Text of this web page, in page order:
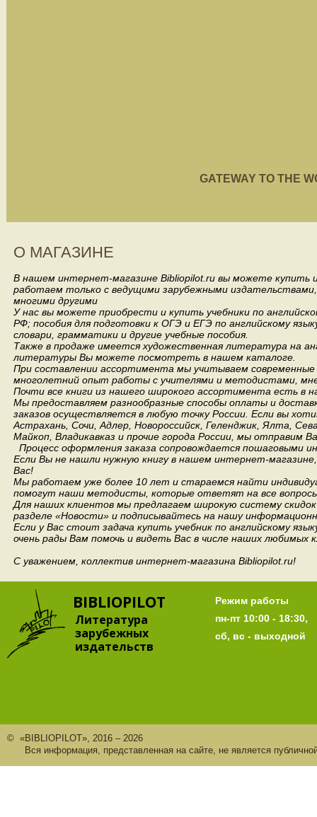
GATEWAY TO THE
О МАГАЗИНЕ
В нашем интернет-магазине Bibliopilot.ru вы можете купить
работаем только с ведущими зарубежными издательствами,
многими другими
У нас вы можете приобрести и купить учебники по
РФ; пособия для подготовки к ОГЭ и ЕГЭ по английскому
словари, грамматики и другие учебные пособия.
Также в продаже имеется художественная литература на
литературы Вы можете посмотреть в нашем каталоге.
При составлении ассортимента мы учитываем
многолетний опыт работы с учителями и методистами,
Почти все книги из нашего широкого ассортимента есть в
Мы предоставляем разнообразные способы оплаты и
заказов осуществляется в любую точку России. Если вы
Астрахань, Сочи, Адлер, Новороссийск, Геленджик, Ялта,
Майкоп, Владикавказ и прочие города России, мы отправим
Процесс оформления заказа сопровождается пошаговыми
Если Вы не нашли нужную книгу в нашем интернет-
Вас!
Мы работаем уже более 10 лет и стараемся найти
помогут наши методисты, которые ответят на все
Для наших клиентов мы предлагаем широкую систему
разделе «Новости» и подписывайтесь на нашу
Если у Вас стоит задача купить учебник по английскому
очень рады Вам помочь и видеть Вас в числе наших любимых
С уважением, коллектив интернет-магазина Bibliopilot.ru!
BIBLIOPILOT
Литература
зарубежных
издательств
Режим работы
пн-пт 10:00 - 18:30,
сб, вс - выходной
© «BIBLIOPILOT», 2016 – 2026
Вся информация, представленная на сайте, не является